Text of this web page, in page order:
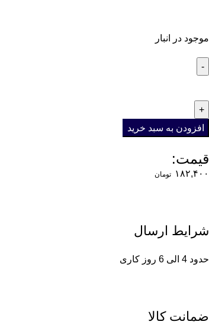
موجود در انبار
افزودن به سبد خرید
قیمت:
۱۸۲,۴۰۰ تومان
شرایط ارسال
حدود 4 الی 6 روز کاری
ضمانت کالا